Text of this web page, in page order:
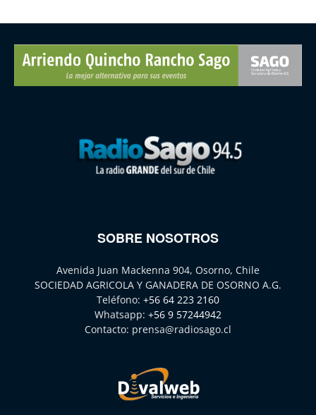
SOBRE NOSOTROS
Avenida Juan Mackenna 904, Osorno, Chile
SOCIEDAD AGRICOLA Y GANADERA DE OSORNO A.G.
Teléfono: +56 64 223 2160
Whatsapp: +56 9 57244942
Contacto: prensa@radiosago.cl